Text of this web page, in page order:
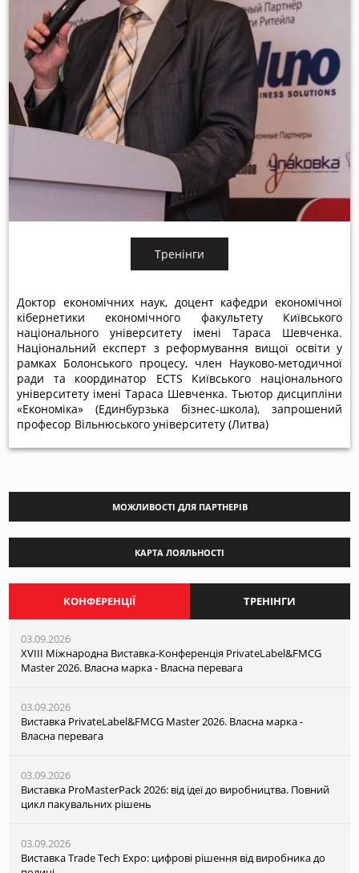
Тренінги
Доктор економічних наук, доцент кафедри економічної
кібернетики економічного факультету Київського
національного університету імені Тараса Шевченка.
Національний експерт з реформування вищої освіти у
рамках Болонського процесу, член Науково-методичної
ради та координатор ECTS Київського національного
університету імені Тараса Шевченка. Тьютор дисципліни
«Економіка» (Единбурзька бізнес-школа), запрошений
професор Вільнюського університету (Литва)
МОЖЛИВОСТІ ДЛЯ ПАРТНЕРІВ
КАРТА ЛОЯЛЬНОСТІ
КОНФЕРЕНЦІЇ ТРЕНІНГИ
03.09.2026
XVІІI Міжнародна Виставка-Конференція PrivateLabel&FMCG
Master 2026. Власна марка - Власна перевага
03.09.2026
Виставка PrivateLabel&FMCG Master 2026. Власна марка -
Власна перевага
03.09.2026
Виставка ProMasterPack 2026: від ідеї до виробництва. Повний
цикл пакувальних рішень
03.09.2026
Виставка Trade Tech Expo: цифрові рішення від виробника до